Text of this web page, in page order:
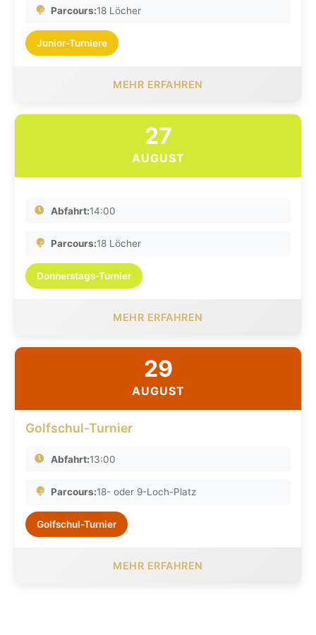
Parcours:18 Löcher
Junior-Turniere
MEHR ERFAHREN
27
AUGUST
Abfahrt:14:00
Parcours:18 Löcher
Donnerstags-Turnier
MEHR ERFAHREN
29
AUGUST
Golfschul-Turnier
Abfahrt:13:00
Parcours:18- oder 9-Loch-Platz
Golfschul-Turnier
MEHR ERFAHREN